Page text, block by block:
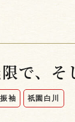
で、そ
袖 祇園白川